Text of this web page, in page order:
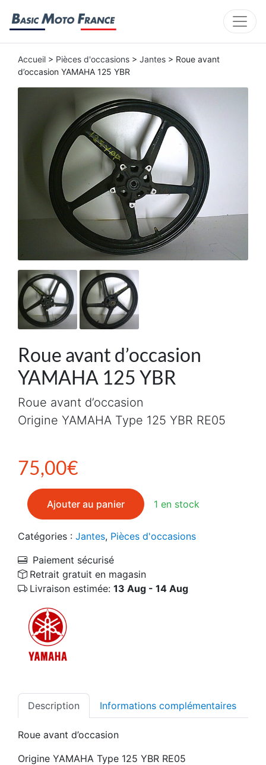
Accueil > Pièces d'occasions > Jantes > Roue avant
d’occasion YAMAHA 125 YBR
Roue avant d’occasion
YAMAHA 125 YBR
75,00€
Roue avant d’occasion
Origine YAMAHA Type 125 YBR RE05
1 en stock
quantité de Roue avant d'occasion YAMAHA 125 YBR
Ajouter au panier
Catégories : Jantes, Pièces d'occasions
Paiement sécurisé
Retrait gratuit en magasin
Livraison estimée: 13 Aug - 14 Aug
Description Informations complémentaires
Roue avant d’occasion
Origine YAMAHA Type 125 YBR RE05